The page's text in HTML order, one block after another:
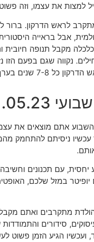
למצות את עצמו, וזה
לראש הדרקון. ברור
אבל בראייה
מקבל תנופה חיובית
נקווה שגם בפעם הזו
כל 7-8 שנים בערך.
21.05.23
אתם מוצאים את
ניסיתם להתחמק
יחסית, עם תכנונים
במזל שלכם,
מתקרבים ואתם
סידורים
ועכשיו הגיע הזמן פשוט